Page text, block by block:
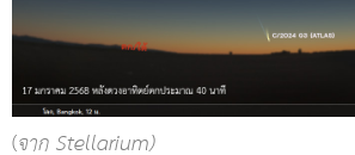
(จาก Stellarium)